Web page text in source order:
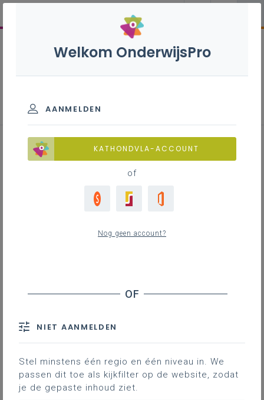
Raadpleeg via de leerplantool of download de
Inspirerend materiaal
Didactische tips, ondersteunende documenten,
Welkom OnderwijsPro
AANMELDEN
KATHONDVLA-ACCOUNT
of
Nog geen account?
NIET AANMELDEN
Stel minstens één regio en één niveau in. We
passen dit toe als kijkfilter op de website, zodat
je de gepaste inhoud ziet.